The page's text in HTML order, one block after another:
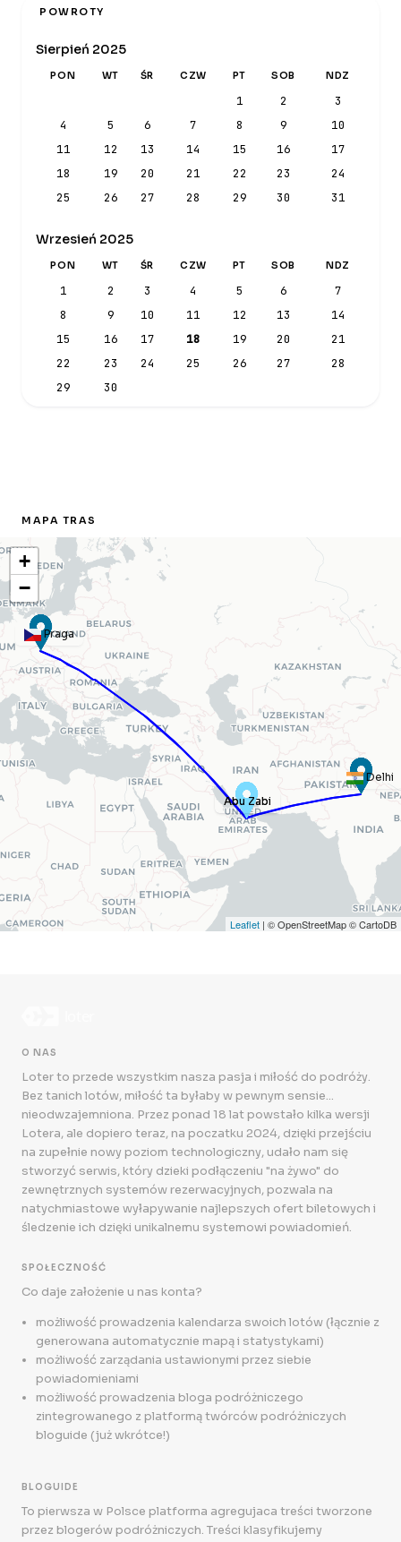
POWROTY
Sierpień 2025
PON WT ŚR CZW PT SOB NDZ
1 2
3
4
5 6 7 8 9
10
11
12 13 14 15 16
17
18
19 20 21 22 23
24
25
26 27 28 29 30 31
Wrzesień 2025
PON WT ŚR CZW PT SOB NDZ
1 2 3 4 5 6
7
8
9 10 11 12 13
14
15
16 17 18 19 20
21
22
23 24 25 26 27
28
29
30
MAPA TRAS
Praga
Delhi
Abu Zabi
Abu Zabi
+
−
Leaflet | © OpenStreetMap © CartoDB
O NAS
Loter to przede wszystkim nasza pasja i miłość do podróży.
Bez tanich lotów, miłość ta byłaby w pewnym sensie...
nieodwzajemniona. Przez ponad 18 lat powstało kilka wersji
Lotera, ale dopiero teraz, na poczatku 2024, dzięki przejściu
na zupełnie nowy poziom technologiczny, udało nam się
stworzyć serwis, który dzieki podłączeniu "na żywo" do
zewnętrznych systemów rezerwacyjnych, pozwala na
natychmiastowe wyłapywanie najlepszych ofert biletowych i
śledzenie ich dzięki unikalnemu systemowi powiadomień.
SPOŁECZNOŚĆ
Co daje założenie u nas konta?
możliwość prowadzenia kalendarza swoich lotów (łącznie z
generowana automatycznie mapą i statystykami)
możliwość zarządania ustawionymi przez siebie
powiadomieniami
możliwość prowadzenia bloga podróżniczego
zintegrowanego z platformą twórców podróżniczych
bloguide (już wkrótce!)
BLOGUIDE
To pierwsza w Polsce platforma agregujaca treści tworzone
przez blogerów podróżniczych. Treści klasyfikujemy